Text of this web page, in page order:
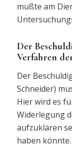
mußte am
Der
Verfahren
Der
Schneider)
Hier wird es
Widerlegung
aufzuklären
haben